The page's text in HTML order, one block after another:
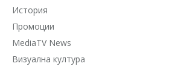
История
Промоции
MediaTV News
Визуална култура